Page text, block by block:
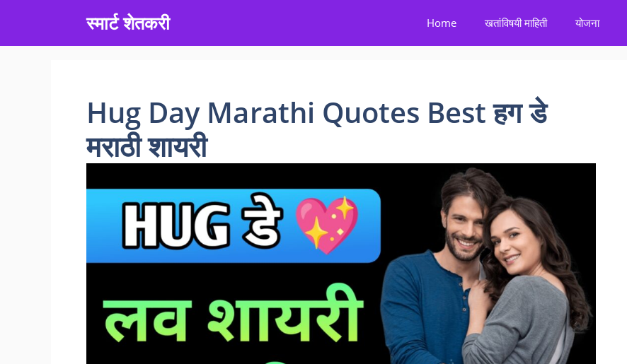
content
स्मार्ट शेतकरी Home खतांविषयी माहिती योजना
Hug Day Marathi Quotes Best हग डे
मराठी शायरी